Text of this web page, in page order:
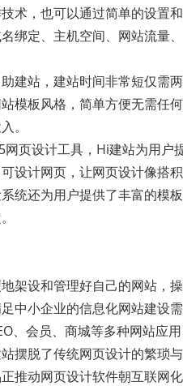
术，也可以通过简单的设置
绑定、主机空间、网站流量
站，建站时间非常短仅需
模板风格，简单方便无需任
。
设计工具，Hi建站为用户
设计网页，让网页设计像搭
统还为用户提供了丰富的模
设和管理好自己的网站，
中小企业的信息化网站建设
、会员、商城等多种网站应
脱了传统网页设计的繁琐
推动网页设计软件朝互联网